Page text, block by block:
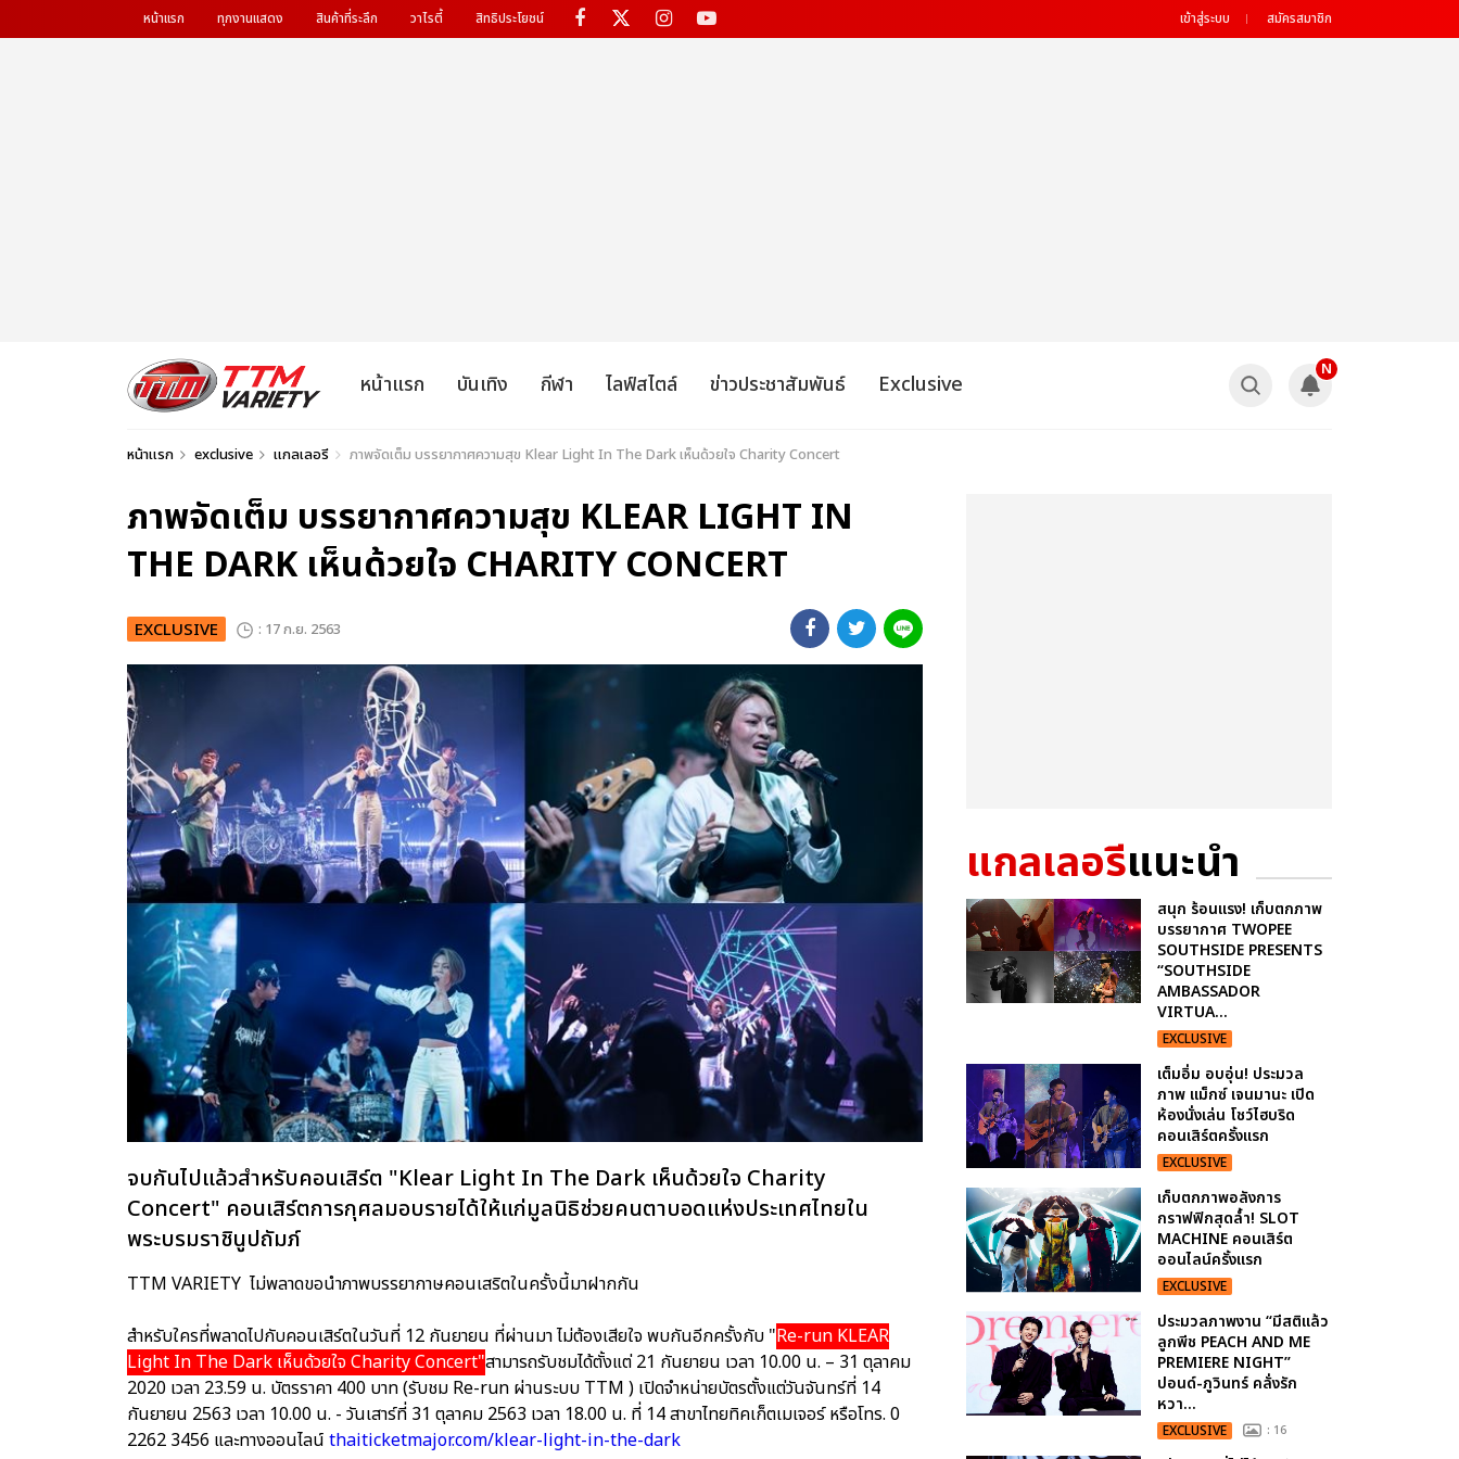
หน้าแรก ทุกงานแสดง สินค้าที่ระลึก วาไรตี้ สิทธิประโยชน์ เข้าสู่ระบบ สมัครสมาชิก
หน้าแรก บันเทิง กีฬา ไลฟ์สไตล์ ข่าวประชาสัมพันธ์ Exclusive
N
หน้าแรก exclusive แกลเลอรี ภาพจัดเต็ม บรรยากาศความสุข Klear Light In The Dark เห็นด้วยใจ Charity Concert
ภาพจัดเต็ม บรรยากาศความสุข KLEAR LIGHT IN
THE DARK เห็นด้วยใจ CHARITY CONCERT
EXCLUSIVE : 17 ก.ย. 2563
จบกันไปแล้วสำหรับคอนเสิร์ต "Klear Light In The Dark เห็นด้วยใจ Charity
Concert" คอนเสิร์ตการกุศลมอบรายได้ให้แก่มูลนิธิช่วยคนตาบอดแห่งประเทศไทยใน
พระบรมราชินูปถัมภ์
TTM VARIETY ไม่พลาดขอนำภาพบรรยากาษคอนเสริตในครั้งนี้มาฝากกัน
สำหรับใครที่พลาดไปกับคอนเสิร์ตในวันที่ 12 กันยายน ที่ผ่านมา ไม่ต้องเสียใจ พบกันอีกครั้งกับ "Re-run KLEAR
Light In The Dark เห็นด้วยใจ Charity Concert"สามารถรับชมได้ตั้งแต่ 21 กันยายน เวลา 10.00 น. – 31 ตุลาคม
2020 เวลา 23.59 น. บัตรราคา 400 บาท (รับชม Re-run ผ่านระบบ TTM ) เปิดจำหน่ายบัตรตั้งแต่วันจันทร์ที่ 14
กันยายน 2563 เวลา 10.00 น. - วันเสาร์ที่ 31 ตุลาคม 2563 เวลา 18.00 น. ที่ 14 สาขาไทยทิคเก็ตเมเจอร์ หรือโทร. 0
2262 3456 และทางออนไลน์ thaiticketmajor.com/klear-light-in-the-dark
แกลเลอรีแนะนำ
สนุก ร้อนแรง! เก็บตกภาพ
บรรยากาศ TWOPEE
SOUTHSIDE PRESENTS
“SOUTHSIDE
AMBASSADOR
VIRTUA...
EXCLUSIVE
เต็มอิ่ม อบอุ่น! ประมวล
ภาพ แม็กซ์ เจนมานะ เปิด
ห้องนั่งเล่น โชว์ไฮบริด
คอนเสิร์ตครั้งแรก
EXCLUSIVE
เก็บตกภาพอลังการ
กราฟฟิกสุดล้ำ! SLOT
MACHINE คอนเสิร์ต
ออนไลน์ครั้งแรก
EXCLUSIVE
ประมวลภาพงาน “มีสติแล้ว
ลูกพีช PEACH AND ME
PREMIERE NIGHT”
ปอนด์-ภูวินทร์ คลั่งรัก
หวา...
EXCLUSIVE : 16